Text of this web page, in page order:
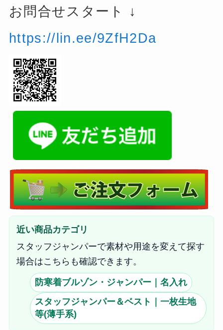
お問合せスタート ↓
https://lin.ee/9ZfH2Da
近い商品カテゴリ
スタッフジャンパーで素材や用途を変えて探す
場合はこちらも確認できます。
防寒着ブルゾン・ジャンパー｜名入れ
スタッフジャンパー＆ベスト｜一枚生地
等(薄手系)